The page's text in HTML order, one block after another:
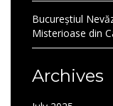
Bucureștiul
Misterioase din
Archives